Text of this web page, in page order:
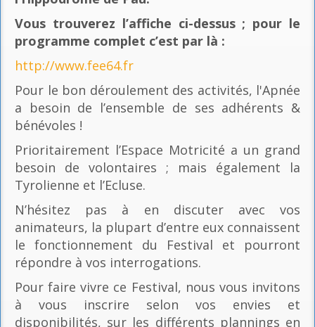
Vous trouverez l’affiche ci-dessus ; pour le
programme complet c’est par là :
http://www.fee64.fr
Pour le bon déroulement des activités, l'Apnée
a besoin de l’ensemble de ses adhérents &
bénévoles !
Prioritairement l’Espace Motricité a un grand
besoin de volontaires ; mais également la
Tyrolienne et l’Ecluse.
N’hésitez pas à en discuter avec vos
animateurs, la plupart d’entre eux connaissent
le fonctionnement du Festival et pourront
répondre à vos interrogations.
Pour faire vivre ce Festival, nous vous invitons
à vous inscrire selon vos envies et
disponibilités, sur les différents plannings en